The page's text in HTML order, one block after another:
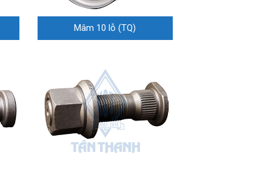
Mâm 10 lỗ (TQ)